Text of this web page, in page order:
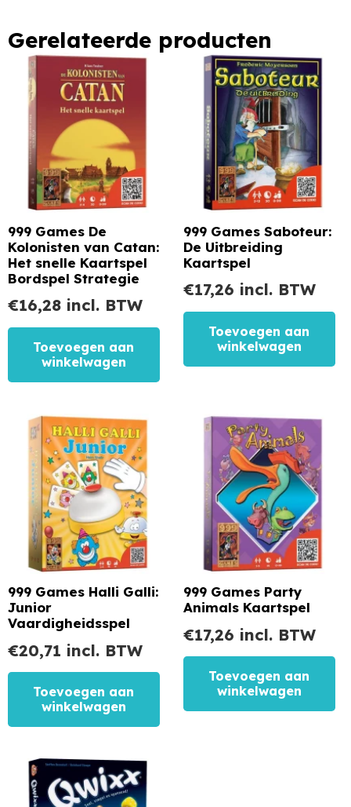
Gerelateerde producten
999 Games De
Kolonisten van Catan:
Het snelle Kaartspel
Bordspel Strategie
€16,28 incl. BTW
Toevoegen aan
winkelwagen
999 Games Saboteur:
De Uitbreiding
Kaartspel
€17,26 incl. BTW
Toevoegen aan
winkelwagen
999 Games Halli Galli:
Junior
Vaardigheidsspel
€20,71 incl. BTW
Toevoegen aan
winkelwagen
999 Games Party
Animals Kaartspel
€17,26 incl. BTW
Toevoegen aan
winkelwagen